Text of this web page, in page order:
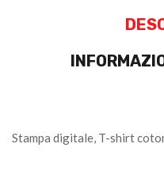
Stampa digitale, T-shirt